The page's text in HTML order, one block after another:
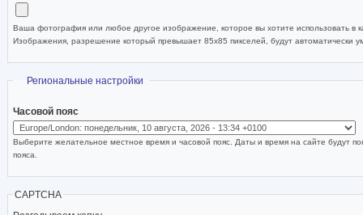
Ваша фотография или любое другое изображение, которое вы хотите использовать в
Изображения, разрешение который превышает 85x85 пикселей, будут автоматически
Скрыть
Региональные настройки
Часовой пояс
Выберите желательное местное время и часовой пояс. Даты и время на сайте будут
пояса.
CAPTCHA